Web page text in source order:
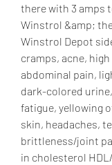
there with 3 amps
Winstrol &amp;
Winstrol Depot
cramps, acne,
abdominal pain,
dark-colored
fatigue, yellowing
skin, headaches,
brittleness/joint
in cholesterol